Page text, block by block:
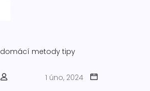
domácí metody tipy
1 úno, 2024